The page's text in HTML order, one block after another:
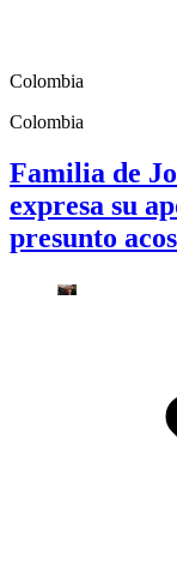
Colombia
Colombia
Familia de
expresa su
presunto